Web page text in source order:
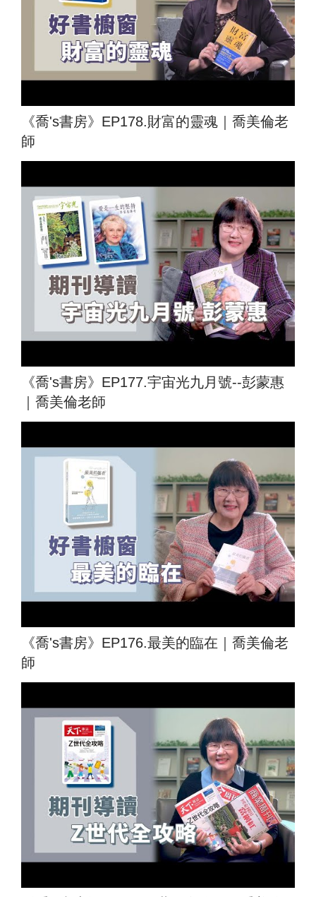
《喬's書房》EP178.財富的靈魂｜喬美倫老
師
《喬's書房》EP177.宇宙光九月號--彭蒙惠
｜喬美倫老師
《喬's書房》EP176.最美的臨在｜喬美倫老
師